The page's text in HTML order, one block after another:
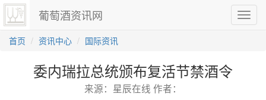
切
换
葡萄酒资讯网
首页 资讯中心 国际资讯
委内瑞拉总统颁布复活节禁酒令
来源：星辰在线 作者：